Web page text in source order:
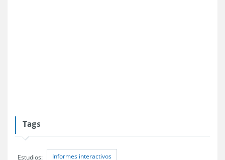
Tags
Estudios: Informes interactivos